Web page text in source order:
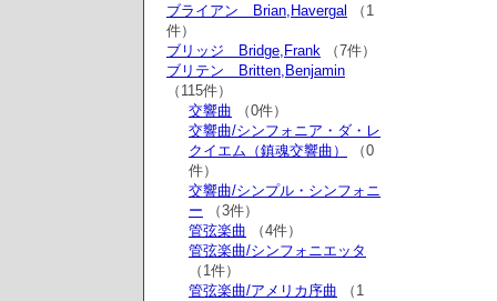
ブライアン Brian,Havergal
（1
件）
ブリッジ Bridge,Frank （7件）
ブリテン Britten,Benjamin
（115件）
交響曲 （0件）
交響曲/シンフォニア・ダ・レ
クイエム（鎮魂交響曲）
（0
件）
交響曲/シンプル・シンフォニ
ー （3件）
管弦楽曲 （4件）
管弦楽曲/シンフォニエッタ
（1件）
管弦楽曲/アメリカ序曲 （1